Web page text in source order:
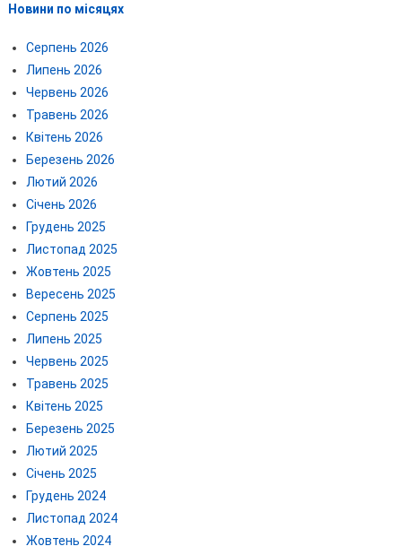
Новини по місяцях
Серпень 2026
Липень 2026
Червень 2026
Травень 2026
Квітень 2026
Березень 2026
Лютий 2026
Січень 2026
Грудень 2025
Листопад 2025
Жовтень 2025
Вересень 2025
Серпень 2025
Липень 2025
Червень 2025
Травень 2025
Квітень 2025
Березень 2025
Лютий 2025
Січень 2025
Грудень 2024
Листопад 2024
Жовтень 2024